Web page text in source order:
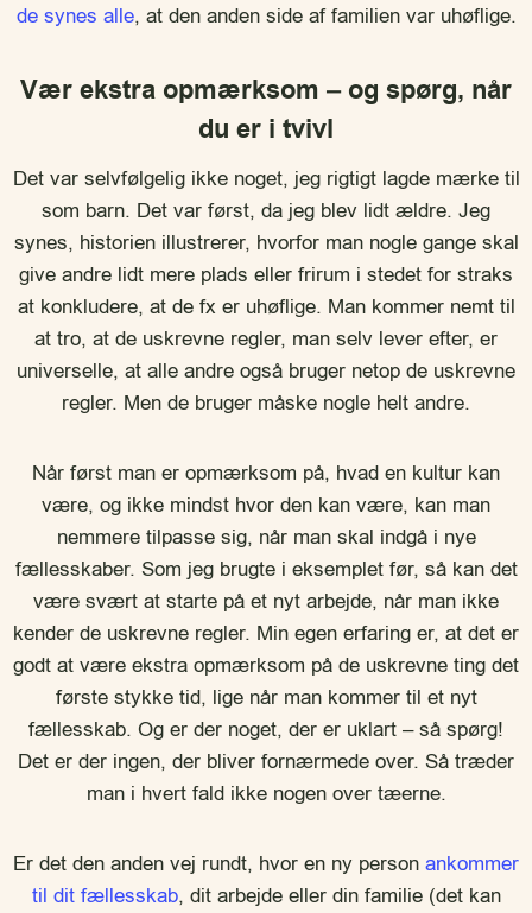
de synes alle, at den anden side af familien var uhøflige.
Vær ekstra opmærksom – og spørg, når
du er i tvivl
Det var selvfølgelig ikke noget, jeg rigtigt lagde mærke til
som barn. Det var først, da jeg blev lidt ældre. Jeg
synes, historien illustrerer, hvorfor man nogle gange skal
give andre lidt mere plads eller frirum i stedet for straks
at konkludere, at de fx er uhøflige. Man kommer nemt til
at tro, at de uskrevne regler, man selv lever efter, er
universelle, at alle andre også bruger netop de uskrevne
regler. Men de bruger måske nogle helt andre.
Når først man er opmærksom på, hvad en kultur kan
være, og ikke mindst hvor den kan være, kan man
nemmere tilpasse sig, når man skal indgå i nye
fællesskaber. Som jeg brugte i eksemplet før, så kan det
være svært at starte på et nyt arbejde, når man ikke
kender de uskrevne regler. Min egen erfaring er, at det er
godt at være ekstra opmærksom på de uskrevne ting det
første stykke tid, lige når man kommer til et nyt
fællesskab. Og er der noget, der er uklart – så spørg!
Det er der ingen, der bliver fornærmede over. Så træder
man i hvert fald ikke nogen over tæerne.
Er det den anden vej rundt, hvor en ny person ankommer
til dit fællesskab, dit arbejde eller din familie (det kan